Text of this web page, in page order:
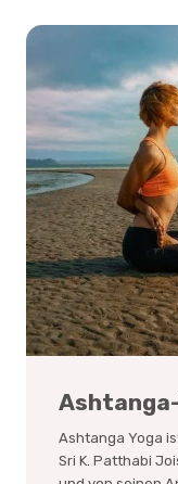
Ashtanga Yoga
Sri K. Patthabi